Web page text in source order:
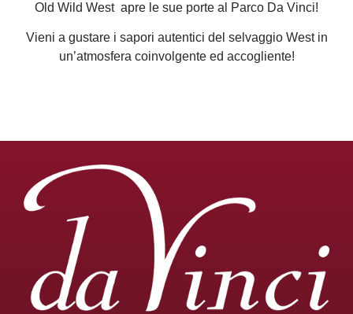
Old Wild West apre le sue porte al Parco Da Vinci!
Vieni a gustare i sapori autentici del selvaggio West in
un’atmosfera coinvolgente ed accogliente!